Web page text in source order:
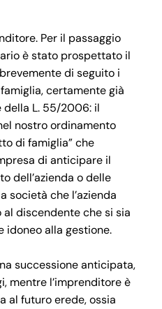
Per il passaggio
è stato prospettato il
di seguito i
certamente già
della L. 55/2006: il
nostro ordinamento
di famiglia” che
di anticipare il
dell’azienda o delle
società che l’azienda
discendente che si sia
idoneo alla gestione.
successione anticipata,
mentre l’imprenditore è
al futuro erede, ossia